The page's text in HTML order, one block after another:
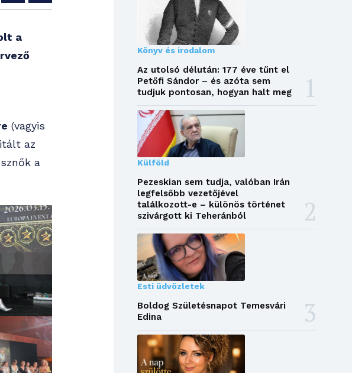
a
(vagyis
az
a
Könyv és irodalom
Az utolsó délután: 177 éve tűnt el
Petőfi Sándor – és azóta sem
tudjuk pontosan, hogyan halt meg
Külföld
Pezeskian sem tudja, valóban Irán
legfelsőbb vezetőjével
találkozott-e – különös történet
szivárgott ki Teheránból
Esti üdvözletek
Boldog Születésnapot Temesvári
Edina